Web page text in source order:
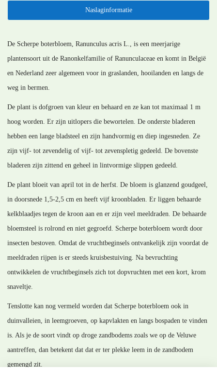
Naslaginformatie
De Scherpe boterbloem, Ranunculus acris L., is een meerjarige
plantensoort uit de Ranonkelfamilie of Ranunculaceae en komt in België
en Nederland zeer algemeen voor in graslanden, hooilanden en langs de
weg in bermen.
De plant is dofgroen van kleur en behaard en ze kan tot maximaal 1 m
hoog worden. Er zijn uitlopers die bewortelen. De onderste bladeren
hebben een lange bladsteel en zijn handvormig en diep ingesneden. Ze
zijn vijf- tot zevendelig of vijf- tot zevenspletig gedeeld. De bovenste
bladeren zijn zittend en geheel in lintvormige slippen gedeeld.
De plant bloeit van april tot in de herfst. De bloem is glanzend goudgeel,
in doorsnede 1,5-2,5 cm en heeft vijf kroonbladen. Er liggen behaarde
kelkblaadjes tegen de kroon aan en er zijn veel meeldraden. De behaarde
bloemsteel is rolrond en niet gegroefd. Scherpe boterbloem wordt door
insecten bestoven. Omdat de vruchtbeginsels ontvankelijk zijn voordat de
meeldraden rijpen is er steeds kruisbestuiving. Na bevruchting
ontwikkelen de vruchtbeginsels zich tot dopvruchten met een kort, krom
snaveltje.
Tenslotte kan nog vermeld worden dat Scherpe boterbloem ook in
duinvalleien, in leemgroeven, op kapvlakten en langs bospaden te vinden
is. Als je de soort vindt op droge zandbodems zoals we op de Veluwe
aantreffen, dan betekent dat dat er ter plekke leem in de zandbodem
gemengd zit.